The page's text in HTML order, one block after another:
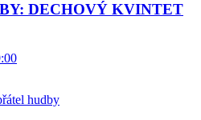
DECHOVÝ KVINTET
hudby